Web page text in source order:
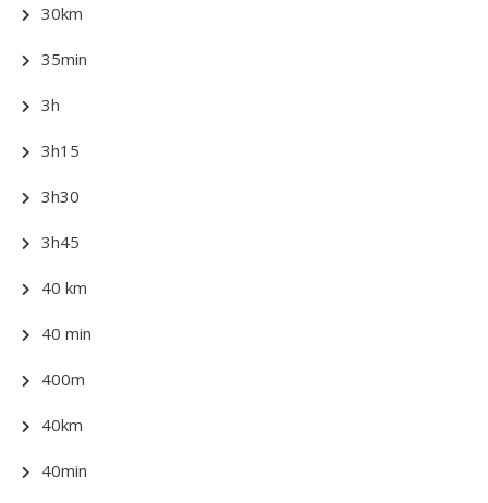
30km
35min
3h
3h15
3h30
3h45
40 km
40 min
400m
40km
40min